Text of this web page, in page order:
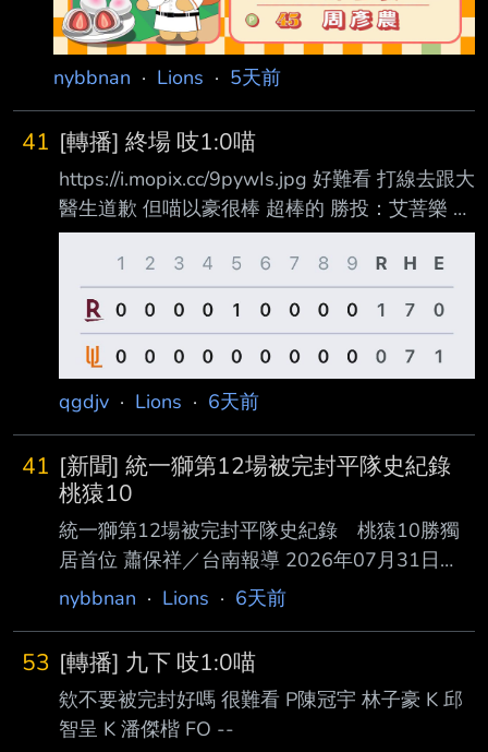
nybbnan · Lions · 5天前
41 [轉播] 終場 吱1:0喵
https://i.mopix.cc/9pywIs.jpg 好難看 打線去跟大
醫生道歉 但喵以豪很棒 超棒的 勝投：艾菩樂 敗
投：布雷克 E：許哲晏 布雷克 七局失一分
NP91 張皓崴 1-3,1BB 守備NP*2 潘傑楷 2-4 --
qgdjv · Lions · 6天前
41 [新聞] 統一獅第12場被完封平隊史紀錄
桃猿10
統一獅第12場被完封平隊史紀錄 桃猿10勝獨
居首位 蕭保祥／台南報導 2026年07月31日
21:04 統一獅31日晚間在台南亞太棒球場全場攻
第 12場被完封平2005年隊史紀錄，桃猿下半季
10勝比敗多4場獨居首位。 全場唯一半局在5局
上，林政華率先擊出安打，余德龍短打成功讓跑
者上三壘，嚴宏鈞擊出 一壘方向滾地球，林子
nybbnan · Lions · 6天前
53 [轉播] 九下 吱1:0喵
欸不要被完封好嗎 很難看 P陳冠宇 林子豪 K 邱
智呈 K 潘傑楷 FO --